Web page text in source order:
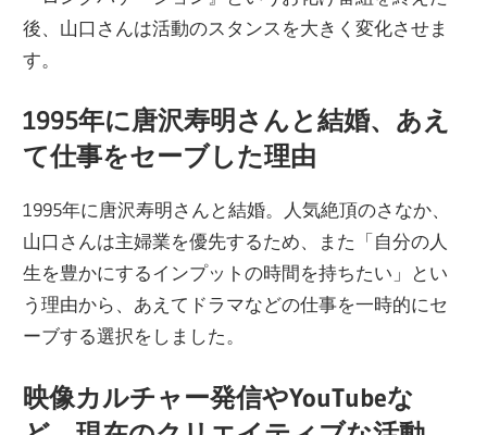
後、山口さんは活動のスタンスを大きく変化させま
す。
1995年に唐沢寿明さんと結婚、あえ
て仕事をセーブした理由
1995年に唐沢寿明さんと結婚。人気絶頂のさなか、
山口さんは主婦業を優先するため、また「自分の人
生を豊かにするインプットの時間を持ちたい」とい
う理由から、あえてドラマなどの仕事を一時的にセ
ーブする選択をしました。
映像カルチャー発信やYouTubeな